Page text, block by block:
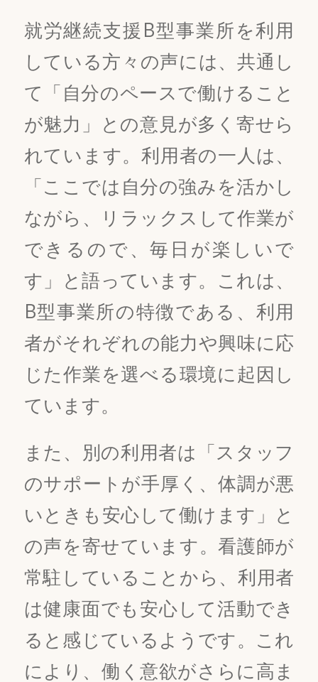
就労継続支援B型事業所を利用
している方々の声には、共通し
て「自分のペースで働けること
が魅力」との意見が多く寄せら
れています。利用者の一人は、
「ここでは自分の強みを活かし
ながら、リラックスして作業が
できるので、毎日が楽しいで
す」と語っています。これは、
B型事業所の特徴である、利用
者がそれぞれの能力や興味に応
じた作業を選べる環境に起因し
ています。
また、別の利用者は「スタッフ
のサポートが手厚く、体調が悪
いときも安心して働けます」と
の声を寄せています。看護師が
常駐していることから、利用者
は健康面でも安心して活動でき
ると感じているようです。これ
により、働く意欲がさらに高ま